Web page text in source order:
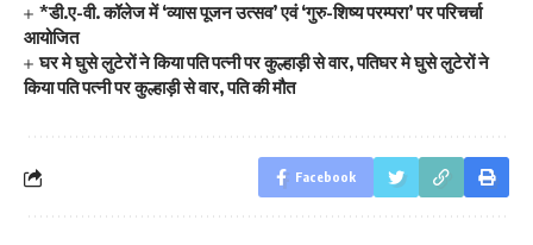
*डी.ए-वी. कॉलेज में ‘व्यास पूजन उत्सव’ एवं ‘गुरु-शिष्य परम्परा’ पर परिचर्चा
आयोजित
घर मे घुसे लुटेरों ने किया पति पत्नी पर कुल्हाड़ी से वार, पतिघर मे घुसे लुटेरों ने
किया पति पत्नी पर कुल्हाड़ी से वार, पति की मौत
Facebook